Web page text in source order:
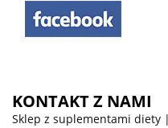
KONTAKT Z NAMI
Sklep z suplementami diety